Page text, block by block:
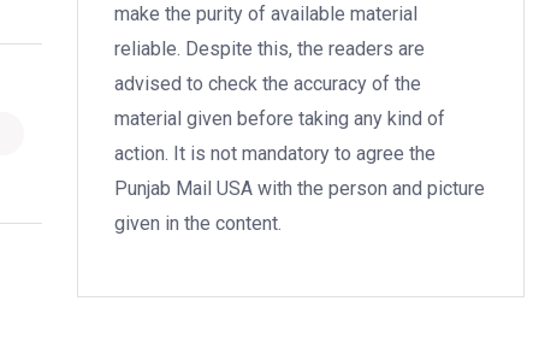
make the purity of available material
reliable. Despite this, the readers are
advised to check the accuracy of the
material given before taking any kind of
action. It is not mandatory to agree the
Punjab Mail USA with the person and picture
given in the content.